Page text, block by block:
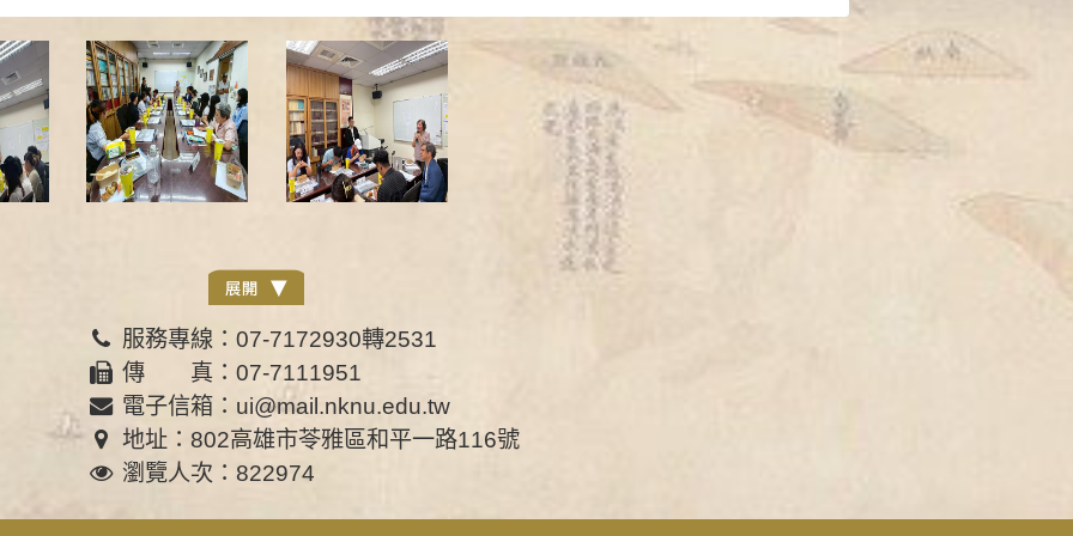
服務專線：07-7172930轉2531
傳 真：07-7111951
電子信箱：ui@mail.nknu.edu.tw
地址：802高雄市苓雅區和平一路116號
瀏覽人次：822974